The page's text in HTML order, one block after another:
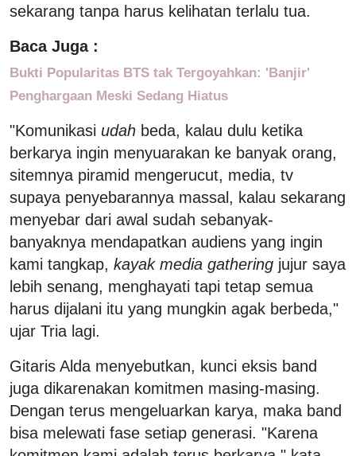
sekarang tanpa harus kelihatan terlalu tua.
Baca Juga :
Bukti Popularitas BTS tak Tergoyahkan: 'Banjir'
Penghargaan Meski Sedang Hiatus
"Komunikasi udah beda, kalau dulu ketika
berkarya ingin menyuarakan ke banyak orang,
sitemnya piramid mengerucut, media, tv
supaya penyebarannya massal, kalau sekarang
menyebar dari awal sudah sebanyak-
banyaknya mendapatkan audiens yang ingin
kami tangkap, kayak media gathering jujur saya
lebih senang, menghayati tapi tetap semua
harus dijalani itu yang mungkin agak berbeda,"
ujar Tria lagi.
Gitaris Alda menyebutkan, kunci eksis band
juga dikarenakan komitmen masing-masing.
Dengan terus mengeluarkan karya, maka band
bisa melewati fase setiap generasi. "Karena